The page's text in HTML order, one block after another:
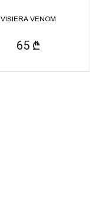
VISIERA VENOM
65 ₾